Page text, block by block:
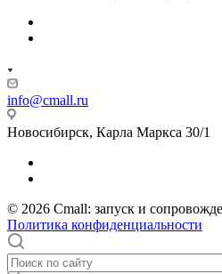
info@cmall.ru
Новосибирск, Карла Маркса 30/1
© 2026 Cmall: запуск и
Политика конфиденциальности